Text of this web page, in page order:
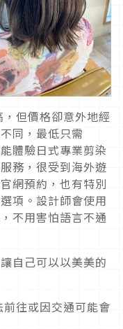
但價格卻意外地經
同，最低只需
體驗日式專業剪染
務，很受到海外遊
網預約，也有特別
項。設計師會使用
不用害怕語言不通
自己可以以美美的
往或因交通可能會